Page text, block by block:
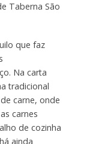
Taberna São
que faz
Na carta
tradicional
carne, onde
carnes
de cozinha
ainda